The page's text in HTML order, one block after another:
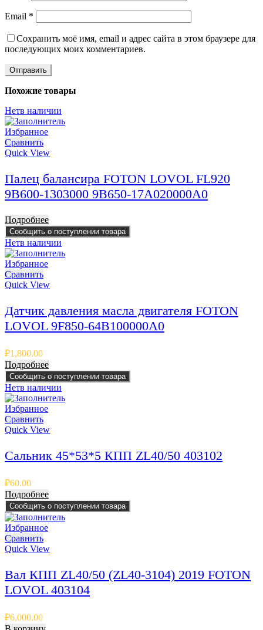
Email *
Сохранить моё имя, email и адрес сайта в этом браузере для
последующих моих комментариев.
Похожие товары
Нетв наличии
Избранное
Сравнить
Quick View
Палец балансира FOTON LOVOL FL920
9B600-1303000 9B650-17A020000A0
Подробнее
Сообщить о поступлении товара
Нетв наличии
Избранное
Сравнить
Quick View
Датчик давления масла двигателя FOTON
LOVOL 9F850-64B100000A0
₽1,800.00
Подробнее
Сообщить о поступлении товара
Нетв наличии
Избранное
Сравнить
Quick View
Сальник 45*53*5 КПП ZL40/50 403102
₽60.00
Подробнее
Сообщить о поступлении товара
Избранное
Сравнить
Quick View
Вал КПП ZL40/50 (ZL40-3104) 2019 FOTON
LOVOL 403104
₽6,000.00